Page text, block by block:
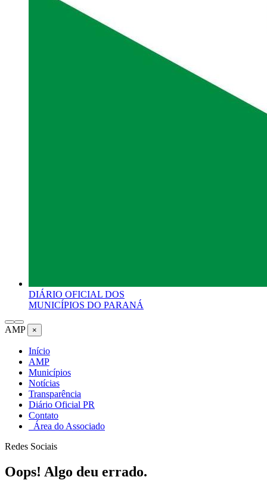
DIÁRIO OFICIAL DOS
MUNICÍPIOS DO PARANÁ
AMP ×
Início
AMP
Municípios
Notícias
Transparência
Diário Oficial PR
Contato
Área do Associado
Redes Sociais
Oops! Algo deu errado.